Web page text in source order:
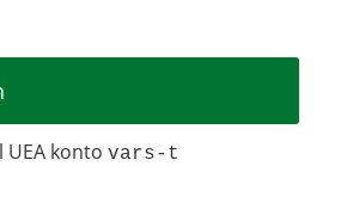
UEA konto vars-t